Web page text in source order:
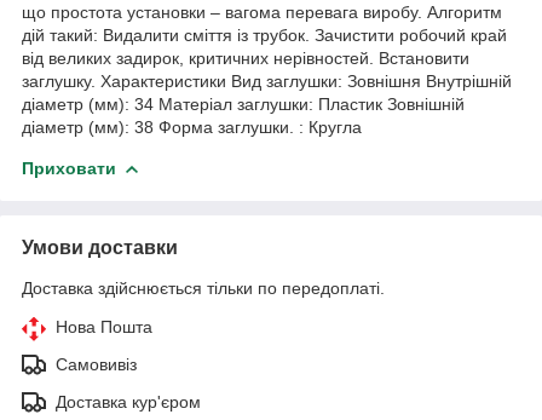
що простота установки – вагома перевага виробу. Алгоритм
дій такий: Видалити сміття із трубок. Зачистити робочий край
від великих задирок, критичних нерівностей. Встановити
заглушку. Характеристики Вид заглушки: Зовнішня Внутрішній
діаметр (мм): 34 Матеріал заглушки: Пластик Зовнішній
діаметр (мм): 38 Форма заглушки. : Кругла
Приховати
Умови доставки
Доставка здійснюється тільки по передоплаті.
Нова Пошта
Самовивіз
Доставка кур'єром